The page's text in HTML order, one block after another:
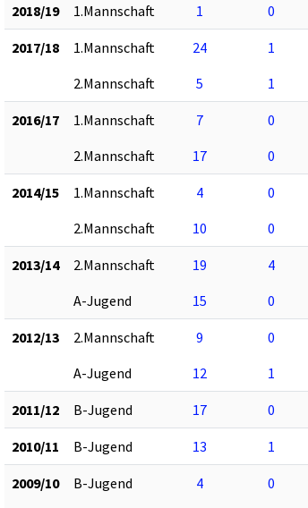
2018/19 1.Mannschaft 1 0
2017/18 1.Mannschaft 24 1
2.Mannschaft
5 1
2016/17 1.Mannschaft 7 0
2.Mannschaft
17 0
2014/15 1.Mannschaft 4 0
2.Mannschaft
10 0
2013/14 2.Mannschaft 19 4
A-Jugend
15 0
2012/13 2.Mannschaft 9 0
A-Jugend
12 1
2011/12 B-Jugend 17 0
2010/11 B-Jugend 13 1
2009/10 B-Jugend 4 0